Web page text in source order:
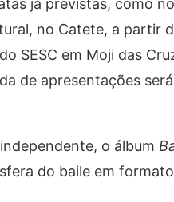
já previstas, como
no Catete, a partir
SESC em Moji das
de apresentações
o álbum
do baile em